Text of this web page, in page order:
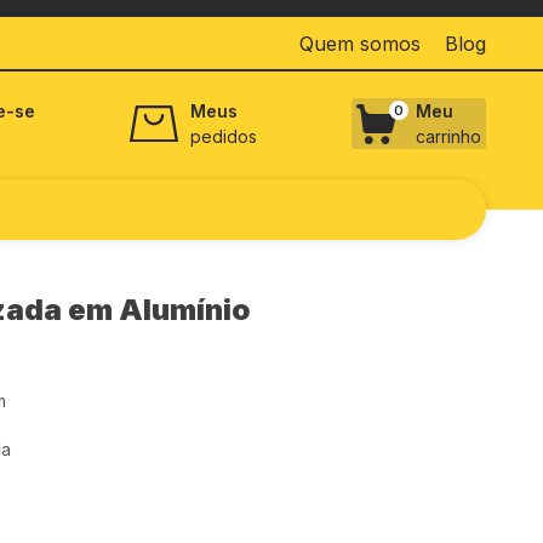
Quem somos Blog
se
Meus
pedidos
0
Meu
carrinho
em Alumínio